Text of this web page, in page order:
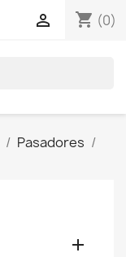
shopping_cart (0)

Pasadores
